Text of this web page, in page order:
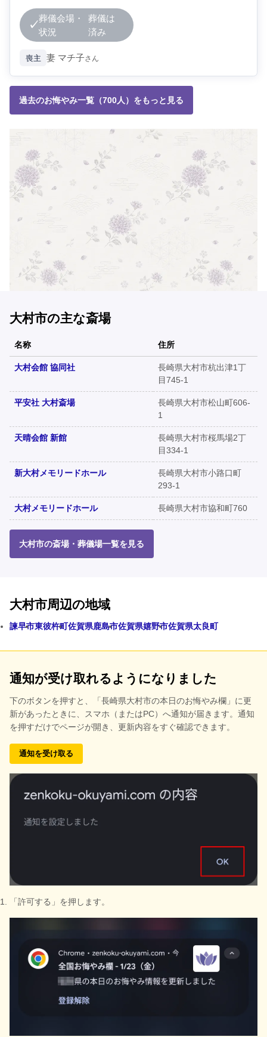
葬儀会場・
状況
葬儀は
済み
喪主 妻 マチ子さん
過去のお悔やみ一覧（700人）をもっと見る
大村市の主な斎場
名称 住所
大村会館 協同社
長崎県大村市杭出津1丁
目745-1
平安社 大村斎場
長崎県大村市松山町606-
1
天晴会館 新館
長崎県大村市桜馬場2丁
目334-1
新大村メモリードホール
長崎県大村市小路口町
293-1
大村メモリードホール 長崎県大村市協和町760
大村市の斎場・葬儀場一覧を見る
大村市周辺の地域
諫早市東彼杵町佐賀県鹿島市佐賀県嬉野市佐賀県太良町
通知が受け取れるようになりました
下のボタンを押すと、
「長崎県大村市の本日のお悔やみ欄」に更
新があったときに、スマホ（またはPC）へ通知が届きます。通知
を押すだけでページが開き、更新内容をすぐ確認できます。
通知を受け取る
「許可する」を押します。